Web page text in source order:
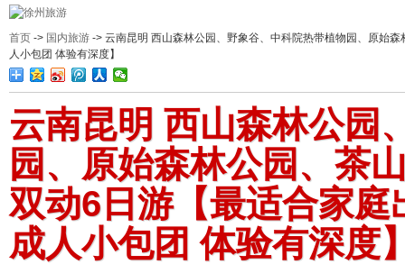
首页 -> 国内旅游 -> 云南昆明 西山森林公园、野象谷、中科院热带植物园、原始
人小包团 体验有深度】
云南昆明 西山森林公园
园、原始森林公园、茶
双动6日游【最适合家
成人小包团 体验有深度